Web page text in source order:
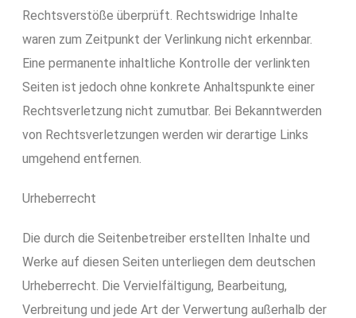
Rechtsverstöße überprüft. Rechtswidrige Inhalte
waren zum Zeitpunkt der Verlinkung nicht erkennbar.
Eine permanente inhaltliche Kontrolle der verlinkten
Seiten ist jedoch ohne konkrete Anhaltspunkte einer
Rechtsverletzung nicht zumutbar. Bei Bekanntwerden
von Rechtsverletzungen werden wir derartige Links
umgehend entfernen.
Urheberrecht
Die durch die Seitenbetreiber erstellten Inhalte und
Werke auf diesen Seiten unterliegen dem deutschen
Urheberrecht. Die Vervielfältigung, Bearbeitung,
Verbreitung und jede Art der Verwertung außerhalb der